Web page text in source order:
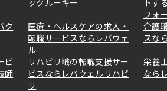
ックルーキー
トす
フォ
ク
医療・ヘルスケアの求人・
転職サービスならレバウェ
ル
介護
スな
ビ
師
リハビリ職の転職支援サー
ビスならレバウェルリハビ
リ
栄養
なら